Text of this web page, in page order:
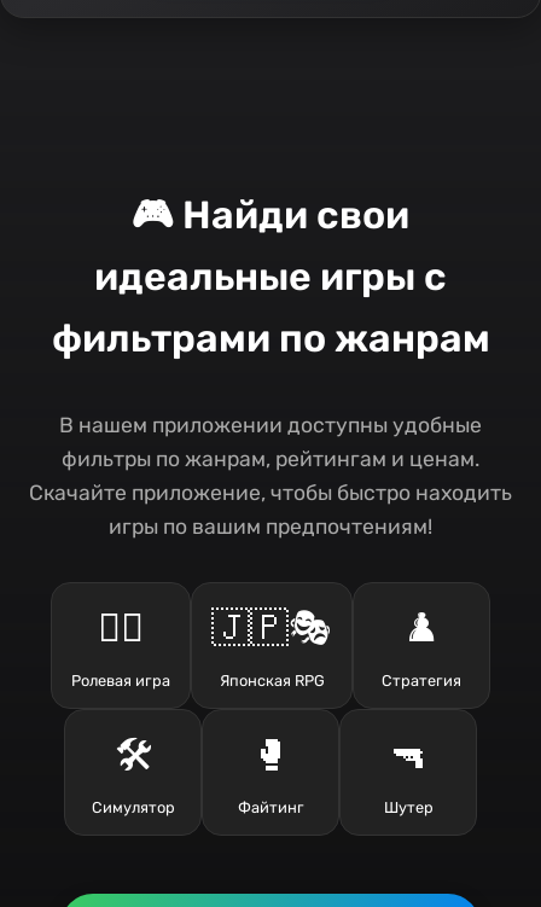
🎮 Найди свои
идеальные игры с
фильтрами по жанрам
В нашем приложении доступны удобные
фильтры по жанрам, рейтингам и ценам.
Скачайте приложение, чтобы быстро находить
игры по вашим предпочтениям!
🧙‍♂️
Ролевая игра
🇯🇵🎭
Японская RPG
♟️
Стратегия
🛠️
Симулятор
🥊
Файтинг
🔫
Шутер